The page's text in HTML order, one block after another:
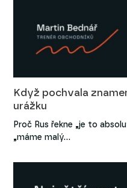
Když pochvala
urážku
Proč Rus řekne „je to
„máme malý…